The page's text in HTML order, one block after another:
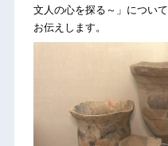
文人の心を探る～」について
お伝えします。